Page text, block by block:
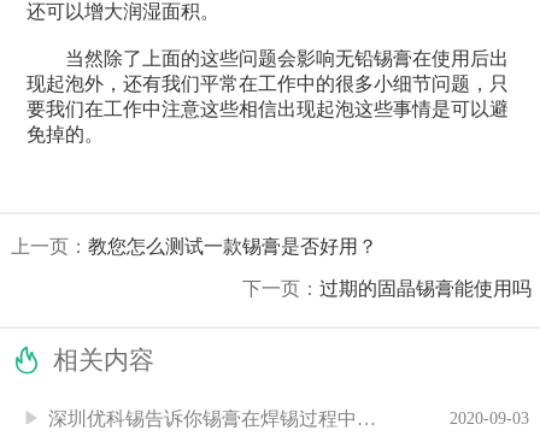
还可以增大润湿面积。
当然除了上面的这些问题会影响无铅锡膏在使用后出
现起泡外，还有我们平常在工作中的很多小细节问题，只
要我们在工作中注意这些相信出现起泡这些事情是可以避
免掉的。
上一页： 教您怎么测试一款锡膏是否好用？
下一页： 过期的固晶锡膏能使用吗
 相关内容
深圳优科锡告诉你锡膏在焊锡过程中电子原件发黄的原因 2020-09-03